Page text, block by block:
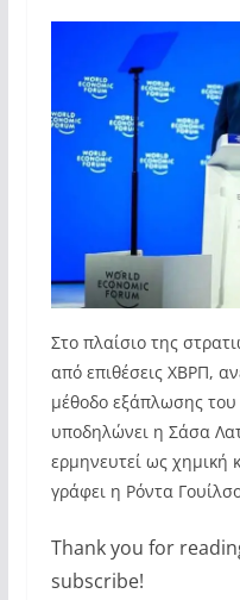
Στο πλαίσιο της
από επιθέσεις ΧΒΡΠ,
μέθοδο εξάπλωσης
υποδηλώνει η Σάσα
ερμηνευτεί ως χημική
γράφει η Ρόντα
Thank you for
subscribe!